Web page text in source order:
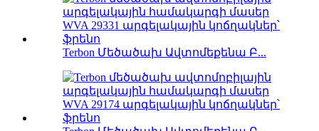
Terbon Մեծածախ Ավտոմեքենա Բ...